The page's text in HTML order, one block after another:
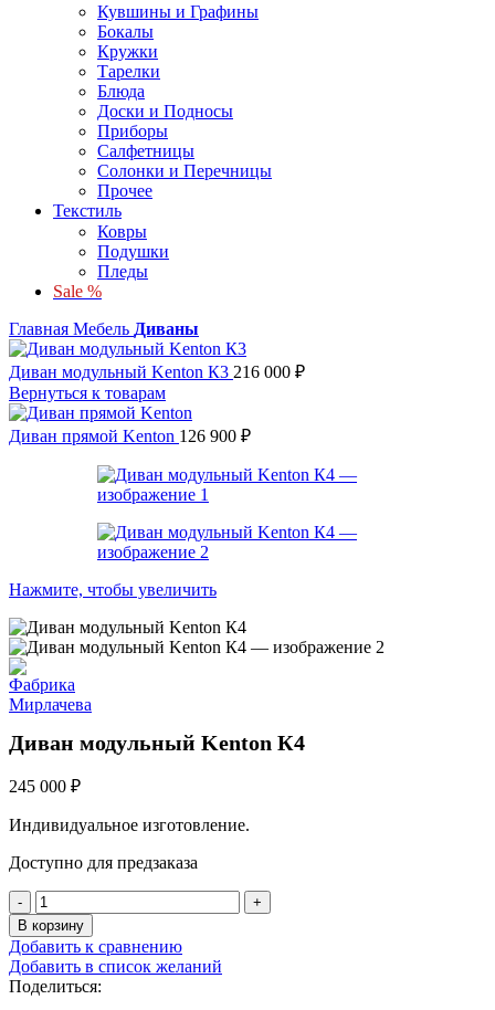
Кувшины и Графины
Бокалы
Кружки
Тарелки
Блюда
Доски и Подносы
Приборы
Салфетницы
Солонки и Перечницы
Прочее
Текстиль
Ковры
Подушки
Пледы
Sale %
Главная Мебель Диваны
Диван модульный Kenton К3 216 000 ₽
Вернуться к товарам
Диван прямой Kenton 126 900 ₽
Нажмите, чтобы увеличить
Диван модульный Kenton К4
245 000 ₽
Индивидуальное изготовление.
Доступно для предзаказа
В корзину
Добавить к сравнению
Добавить в список желаний
Поделиться: